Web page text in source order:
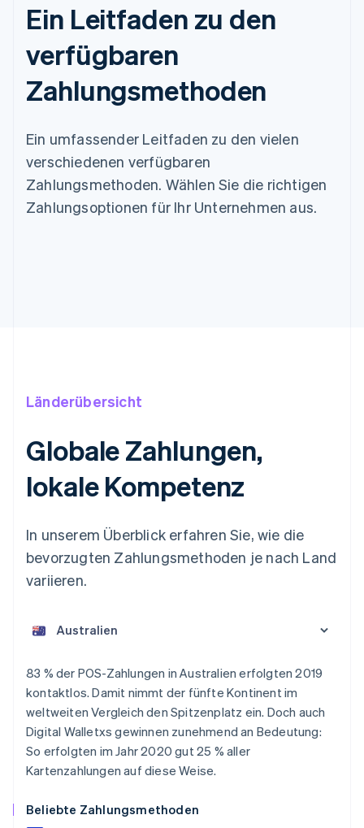
Ein Leitfaden zu den
verfügbaren
Zahlungsmethoden
Ein umfassender Leitfaden zu den vielen
verschiedenen verfügbaren
Zahlungsmethoden. Wählen Sie die richtigen
Zahlungsoptionen für Ihr Unternehmen aus.
Länderübersicht
Globale Zahlungen,
lokale Kompetenz
In unserem Überblick erfahren Sie, wie die
bevorzugten Zahlungsmethoden je nach Land
variieren.
83 % der POS-Zahlungen in Australien erfolgten 2019
kontaktlos. Damit nimmt der fünfte Kontinent im
weltweiten Vergleich den Spitzenplatz ein. Doch auch
Digital Walletxs gewinnen zunehmend an Bedeutung:
So erfolgten im Jahr 2020 gut 25 % aller
Kartenzahlungen auf diese Weise.
Beliebte Zahlungsmethoden
Australien
English
Belgien
NederlandsFrançaisDeutschEnglish
Brasilien
Português English
Bulgarien
English
English